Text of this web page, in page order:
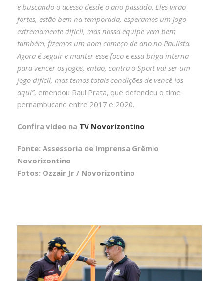
e buscando o acesso desde o ano passado. Eles virão
fortes, estão bem na temporada, esperamos um jogo
extremamente difícil, mas nossa equipe vem bem
também, fizemos um bom começo de ano no Paulista.
Agora é seguir e manter esse foco e essa briga interna
para vencer os jogos, então, contra o Sport vai ser um
jogo difícil, mas temos totais condições de vencê-los
aqui”, emendou Raul Prata, que defendeu o time
pernambucano entre 2017 e 2020.
Confira vídeo na TV Novorizontino
Fonte: Assessoria de Imprensa Grêmio
Novorizontino
Fotos: Ozzair Jr / Novorizontino